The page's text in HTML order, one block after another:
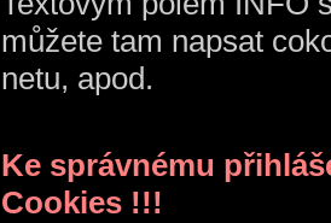
můžete tam napsat
netu, apod.
Ke správnému
Cookies !!!